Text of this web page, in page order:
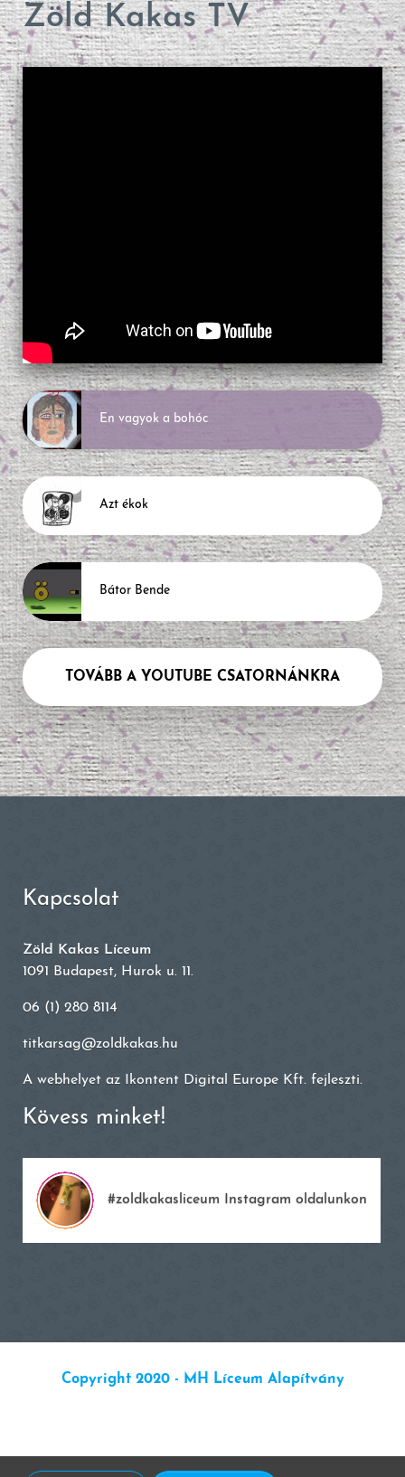
Zöld Kakas TV
Én vagyok a bohóc
Azt ékok
Bátor Bende
TOVÁBB A YOUTUBE CSATORNÁNKRA
Kapcsolat
Zöld Kakas Líceum
1091 Budapest, Hurok u. 11.
06 (1) 280 8114
titkarsag@zoldkakas.hu
A webhelyet az Ikontent Digital Europe Kft. fejleszti.
Kövess minket!
#zoldkakasliceum Instagram oldalunkon
Copyright 2020 - MH Líceum Alapítvány